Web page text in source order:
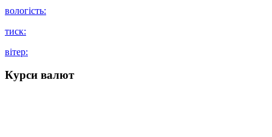
вологість:
тиск:
вітер:
Курси валют